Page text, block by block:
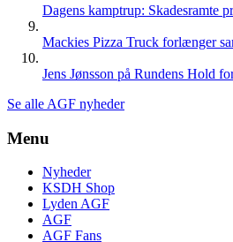
Dagens kamptrup: Skadesramte
Mackies Pizza Truck forlænger
Jens Jønsson på Rundens Hold
Se alle AGF nyheder
Menu
Nyheder
KSDH Shop
Lyden AGF
AGF
AGF Fans